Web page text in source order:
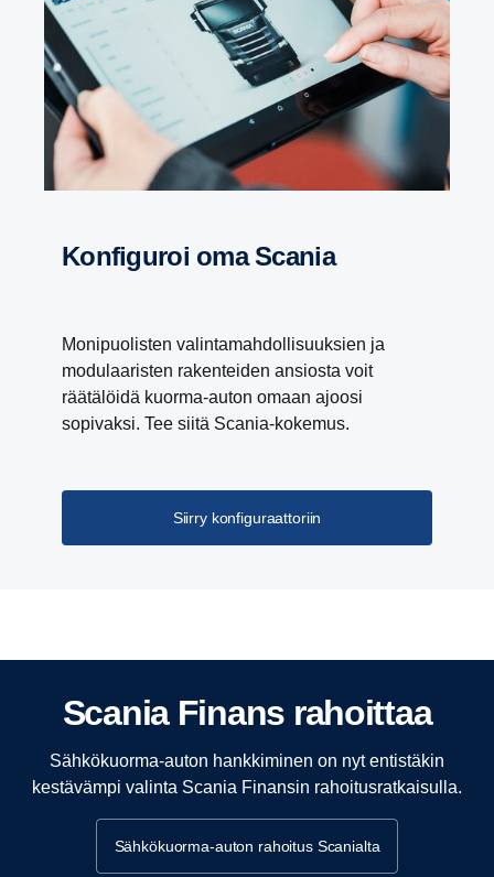
Konfi­guroi oma Scania
Monipuolisten valintamahdollisuuksien ja
modulaaristen rakenteiden ansiosta voit
räätälöidä kuorma-auton omaan ajoosi
sopivaksi. Tee siitä Scania-kokemus.
Siirry konfiguraattoriin
Scania Finans rahoittaa
Sähkökuorma-auton hankkiminen on nyt entistäkin
kestävämpi valinta Scania Finansin rahoitusratkaisulla.
Sähkökuorma-auton rahoitus Scanialta